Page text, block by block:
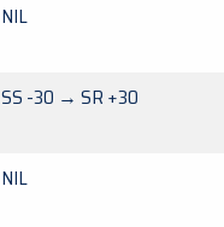
NIL
SS -30 → SR +30
NIL